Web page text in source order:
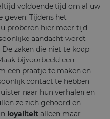
voldoende tijd om al uw
geven. Tijdens het
u proberen hier meer tijd
aandacht wordt
zaken die niet te koop
bijvoorbeeld een
een praatje te maken en
contact te hebben
naar hun verhalen en
ze zich gehoord en
loyaliteit alleen maar